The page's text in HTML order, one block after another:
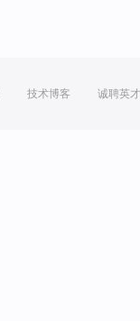
技术博客 诚聘英才